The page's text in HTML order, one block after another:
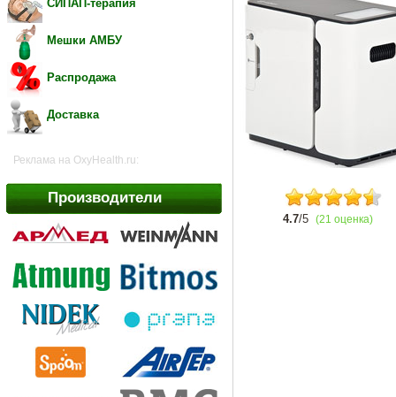
СИПАП-терапия
Мешки АМБУ
Распродажа
Доставка
Реклама на OxyHealth.ru:
Производители
4.7/5 (21 оценка)